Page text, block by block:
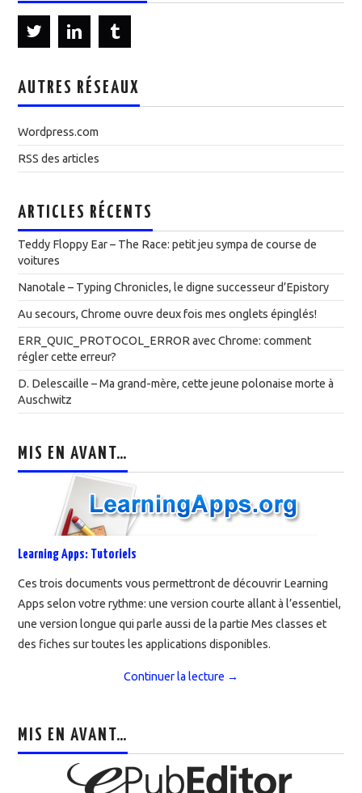
AUTRES RÉSEAUX
Wordpress.com
RSS des articles
ARTICLES RÉCENTS
Teddy Floppy Ear – The Race: petit jeu sympa de course de
voitures
Nanotale – Typing Chronicles, le digne successeur d’Epistory
Au secours, Chrome ouvre deux fois mes onglets épinglés!
ERR_QUIC_PROTOCOL_ERROR avec Chrome: comment
régler cette erreur?
D. Delescaille – Ma grand-mère, cette jeune polonaise morte à
Auschwitz
MIS EN AVANT…
Learning Apps: Tutoriels
Ces trois documents vous permettront de découvrir Learning
Apps selon votre rythme: une version courte allant à l’essentiel,
une version longue qui parle aussi de la partie Mes classes et
des fiches sur toutes les applications disponibles.
Continuer la lecture →
MIS EN AVANT…